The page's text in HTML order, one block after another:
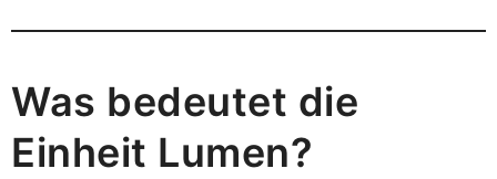
Was bedeutet die
Einheit Lumen?